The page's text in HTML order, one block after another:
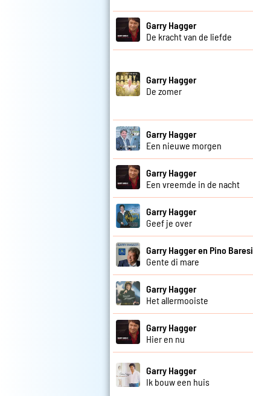
Garry Hagger
De kracht van de liefde
Garry Hagger
De zomer
Garry Hagger
Een nieuwe morgen
Garry Hagger
Een vreemde in de nacht
Garry Hagger
Geef je over
Garry Hagger en Pino Baresi
Gente di mare
Garry Hagger
Het allermooiste
Garry Hagger
Hier en nu
Garry Hagger
Ik bouw een huis